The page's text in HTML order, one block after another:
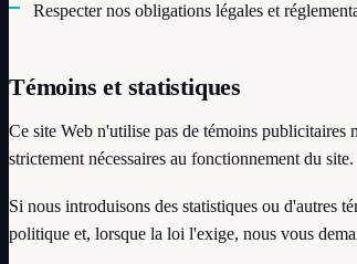
Respecter nos obligations légales et
Témoins et statistiques
Ce site Web n'utilise pas de témoins publicitaires
strictement nécessaires au fonctionnement du site.
Si nous introduisons des statistiques ou d'autres
politique et, lorsque la loi l'exige, nous vous